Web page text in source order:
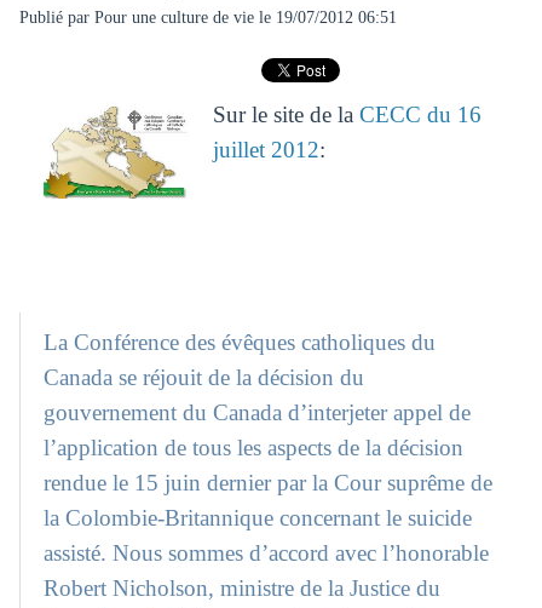
Publié par Pour une culture de viele 19/07/2012 06:51
Sur le site de la CECC du 16
juillet 2012:
La Conférence des évêques catholiques du
Canada se réjouit de la décision du
gouvernement du Canada d’interjeter appel de
l’application de tous les aspects de la décision
rendue le 15 juin dernier par la Cour suprême de
la Colombie-Britannique concernant le suicide
assisté. Nous sommes d’accord avec l’honorable
Robert Nicholson, ministre de la Justice du